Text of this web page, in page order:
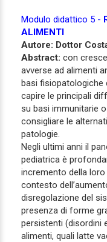
Modulo didattico 5 -
ALIMENTI
Autore: Dottor
Abstract: con
avverse ad alimenti
basi fisiopatologiche
capire le principali
su basi immunitarie
consigliare le
patologie.
Negli ultimi anni il
pediatrica è
incremento della loro
contesto
disregolazione del
presenza di forme
persistenti (disordini
alimenti, quali latte